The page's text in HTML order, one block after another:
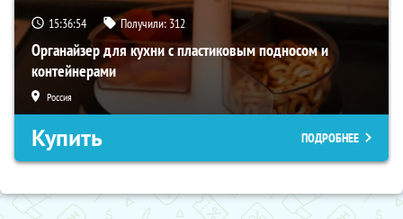
15:36:53 Получили: 312
Органайзер для кухни с пластиковым подносом и
контейнерами
Россия
Купить ПОДРОБНЕЕ